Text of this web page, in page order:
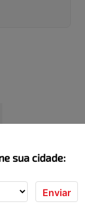
sua cidade:
Enviar